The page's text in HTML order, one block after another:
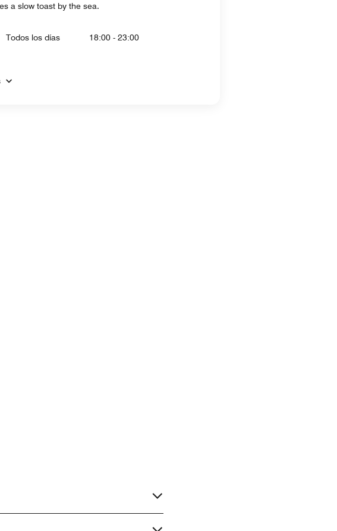
a slow toast by the sea.
Todos los días 18:00 - 23:00